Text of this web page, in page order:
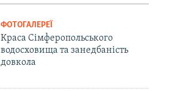
ФОТОГАЛЕРЕЇ
Краса Сімферопольського
водосховища та занедбаність
довкола